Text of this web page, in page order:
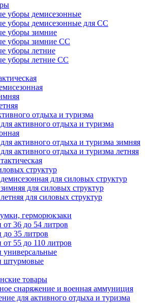
уборы демисезонные
уборы демисезонные для СС
уборы зимние
уборы зимние СС
уборы летние
уборы летние СС
отдыха и туризма
активного отдыха и туризма
активного отдыха и туризма зимняя
активного отдыха и туризма летняя
структур
для силовых структур
для силовых структур
для силовых структур
герморюкзаки
от 36 до 54 литров
до 35 литров
от 55 до 110 литров
универсальные
штурмовые
товары
снаряжение и военная аммуниция
для активного отдыха и туризма